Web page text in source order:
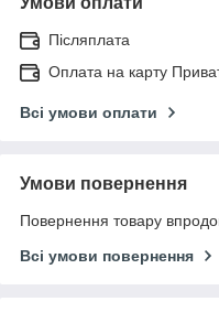
Післяплата
Оплата на карту
Всі умови оплати
Умови повернення
Повернення товару
Всі умови повернення